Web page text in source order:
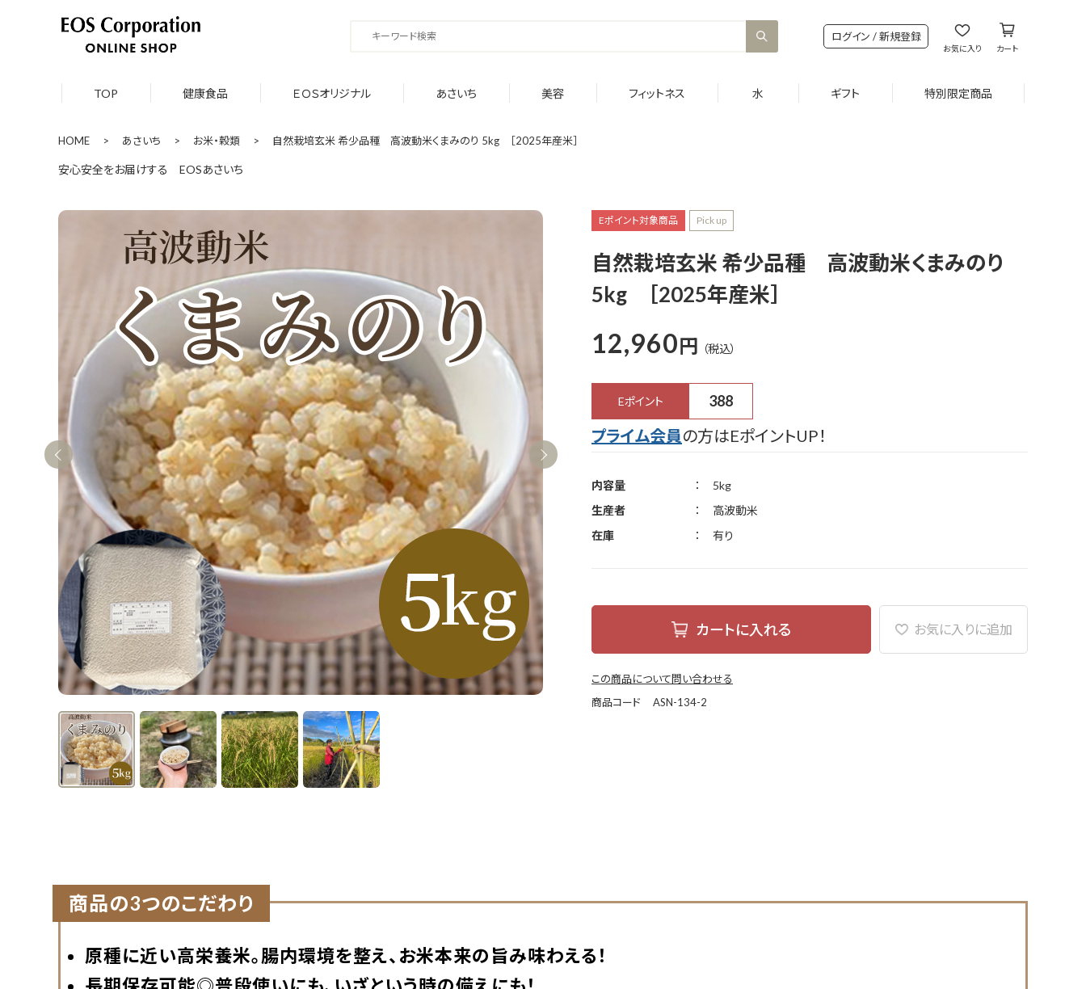
ログイン / 新規登録
お気に入り カート
TOP 健康食品 ＥＯＳオリジナル あさいち 美容 フィットネス 水 ギフト 特別限定商品
HOME > あさいち > お米・穀類 > 自然栽培玄米 希少品種 高波動米くまみのり 5kg ［2025年産米］
安心安全をお届けする EOSあさいち
Eポイント対象商品 Pick up
自然栽培玄米 希少品種 高波動米くまみのり
5kg ［2025年産米］
12,960円
Eポイント 388
プライム会員の方はEポイントUP！
生産者 高波動米
内容量 5kg
在庫 有り
カートに入れる お気に入りに追加
この商品について問い合わせる
商品コード
ASN-134-2
商品の3つのこだわり
原種に近い高栄養米。腸内環境を整え、お米本来の旨み味わえる！